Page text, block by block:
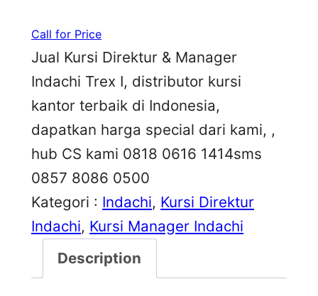
Call for Price
Jual Kursi Direktur & Manager
Indachi Trex I, distributor kursi
kantor terbaik di Indonesia,
dapatkan harga special dari kami, ,
hub CS kami 0818 0616 1414sms
0857 8086 0500
Kategori : Indachi, Kursi Direktur
Indachi, Kursi Manager Indachi
Description